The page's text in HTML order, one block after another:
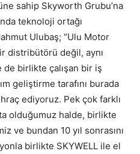
sahip Skyworth Grubu’na
teknoloji ortağı
Ulubaş; “Ulu Motor
distribütörü değil, aynı
birlikte çalışan bir iş
geliştirme tarafını burada
ediyoruz. Pek çok farklı
olduğumuz halde, birlikte
ve bundan 10 yıl sonrasını
birlikte SKYWELL ile el